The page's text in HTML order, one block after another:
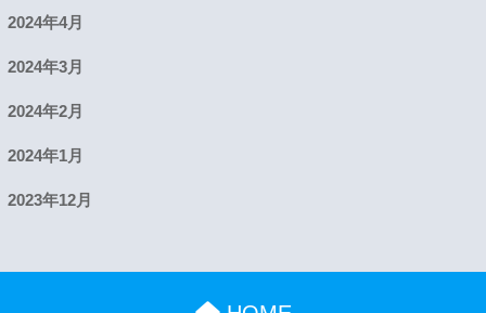
2024年4月
2024年3月
2024年2月
2024年1月
2023年12月